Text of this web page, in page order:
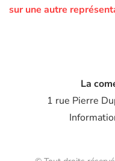
sur une autre
La
1 rue Pierre